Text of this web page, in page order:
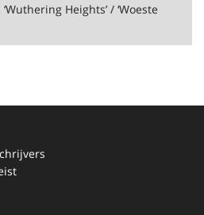
Heights’ / ‘Woeste
247, Zeist, 19:30 uur